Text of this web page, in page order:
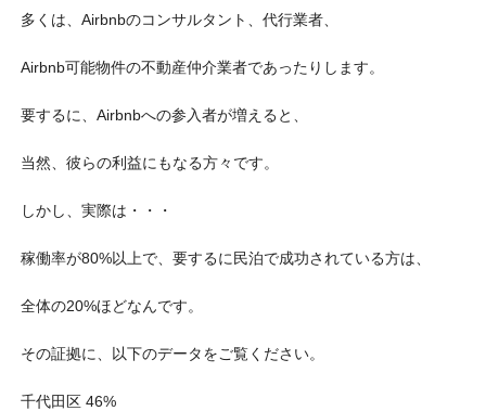
多くは、Airbnbのコンサルタント、代行業者、
Airbnb可能物件の不動産仲介業者であったりします。
要するに、Airbnbへの参入者が増えると、
当然、彼らの利益にもなる方々です。
しかし、実際は・・・
稼働率が80%以上で、要するに民泊で成功されている方は、
全体の20%ほどなんです。
その証拠に、以下のデータをご覧ください。
千代田区 46%